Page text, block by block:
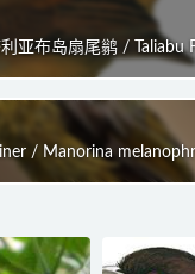
亚布岛扇尾鹟 / Taliabu
/ Manorina